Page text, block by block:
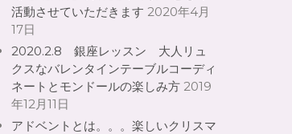
活動させていただきます 2020年4月
17日
2020.2.8 銀座レッスン 大人リュ
クスなバレンタインテーブルコーディ
ネートとモンドールの楽しみ方 2019
年12月11日
アドベントとは。。。楽しいクリスマ